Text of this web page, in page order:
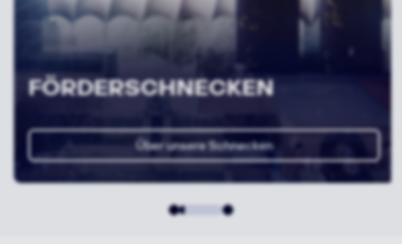
FÖRDERSCHNECKEN
Über unsere Schnecken